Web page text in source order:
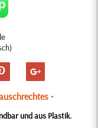
•
und aus Plastik.